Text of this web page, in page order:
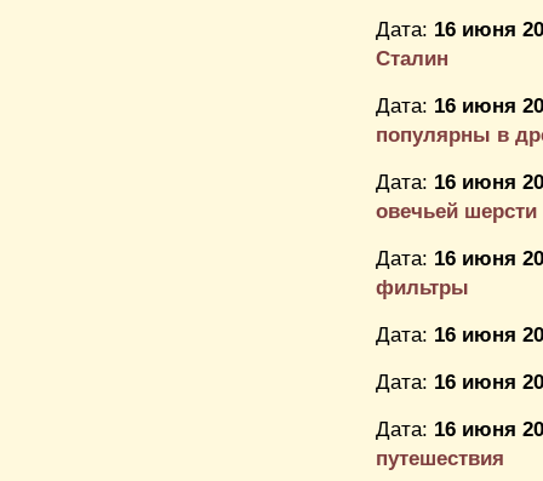
Дата: 16 июня
Сталин
Дата: 16 июня
популярны в
Дата: 16 июня
овечьей шерсти
Дата: 16 июня
фильтры
Дата: 16 июня
Дата: 16 июня
Дата: 16 июня
путешествия